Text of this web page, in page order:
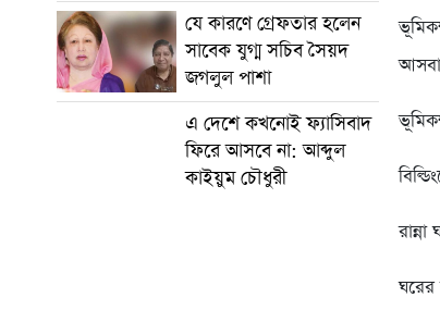
যে কারণে গ্রেফতার হলেন
সাবেক যুগ্ম সচিব সৈয়দ
জগলুল পাশা
এ দেশে কখনোই ফ্যাসিবাদ
ফিরে আসবে না: আব্দুল
কাইয়ুম চৌধুরী
ঘরের